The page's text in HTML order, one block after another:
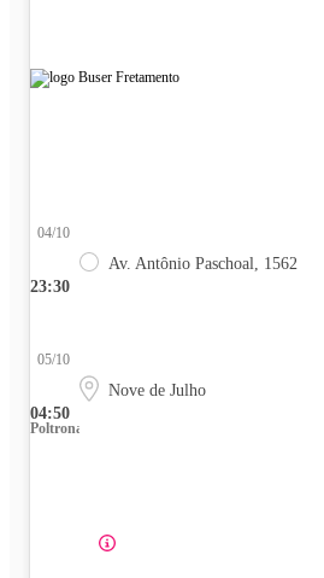
23:30
04/10
Av. Antônio Paschoal, 1562
04:50
05/10
Nove de Julho
Poltrona